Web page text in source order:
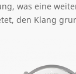
was eine
, den Klang